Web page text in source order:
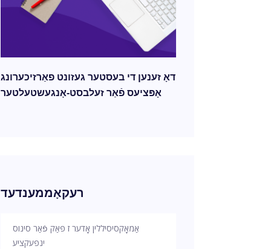
דאָ זענען די בעסטער געזונט פאַרזיכערונג
אָפּציעס פֿאַר זעלבסט-אָנגעשטעלטער
רעקאָממענדעד
אַמאָקסיסיללין אָדער ז פּאַק פֿאַר סינוס
ינפעקציע